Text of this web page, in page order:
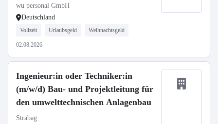
wu personal GmbH
Deutschland
Vollzeit Urlaubsgeld Weihnachtsgeld
02.08.2026
Ingenieur:in oder Techniker:in
(m/w/d) Bau- und Projektleitung für
den umwelttechnischen Anlagenbau
Strabag